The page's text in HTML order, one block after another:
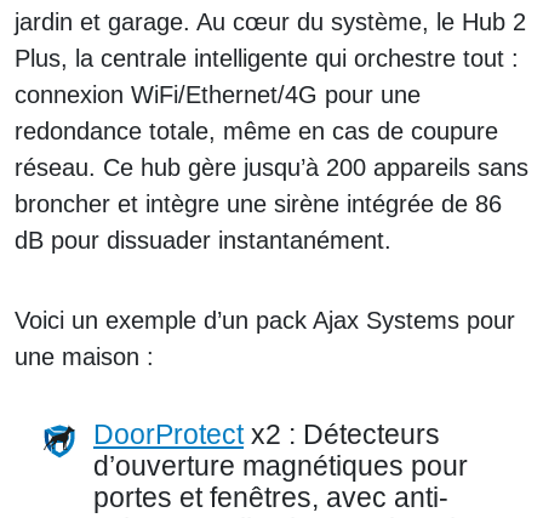
jardin et garage. Au cœur du système, le Hub 2
Plus, la centrale intelligente qui orchestre tout :
connexion WiFi/Ethernet/4G pour une
redondance totale, même en cas de coupure
réseau. Ce hub gère jusqu’à 200 appareils sans
broncher et intègre une sirène intégrée de 86
dB pour dissuader instantanément.
Voici un exemple d’un pack Ajax Systems pour
une maison :
DoorProtectx2 : Détecteurs
d’ouverture magnétiques pour
portes et fenêtres, avec anti-